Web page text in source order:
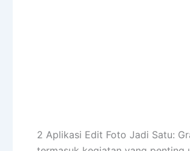
2 Aplikasi Edit Foto Jadi Satu: